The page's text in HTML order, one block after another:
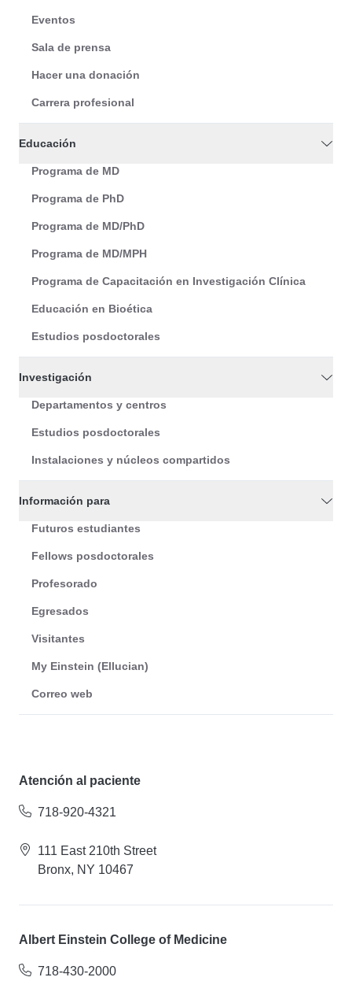
Eventos
Sala de prensa
Hacer una donación
Carrera profesional
Educación
Programa de MD
Programa de PhD
Programa de MD/PhD
Programa de MD/MPH
Programa de Capacitación en Investigación Clínica
Educación en Bioética
Estudios posdoctorales
Investigación
Departamentos y centros
Estudios posdoctorales
Instalaciones y núcleos compartidos
Información para
Futuros estudiantes
Fellows posdoctorales
Profesorado
Egresados
Visitantes
My Einstein (Ellucian)
Correo web
Atención al paciente
718-920-4321
111 East 210th Street
Bronx, NY 10467
Albert Einstein College of Medicine
718-430-2000